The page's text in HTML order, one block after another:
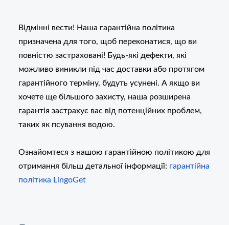
Відмінні вести! Наша гарантійна політика
призначена для того, щоб переконатися, що ви
повністю застраховані! Будь-які дефекти, які
можливо виникли під час доставки або протягом
гарантійного терміну, будуть усунені. А якщо ви
хочете ще більшого захисту, наша розширена
гарантія застрахує вас від потенційних проблем,
таких як псування водою.
Ознайомтеся з нашою гарантійною політикою для
отримання більш детальної інформації: гарантійна
політика LingoGet